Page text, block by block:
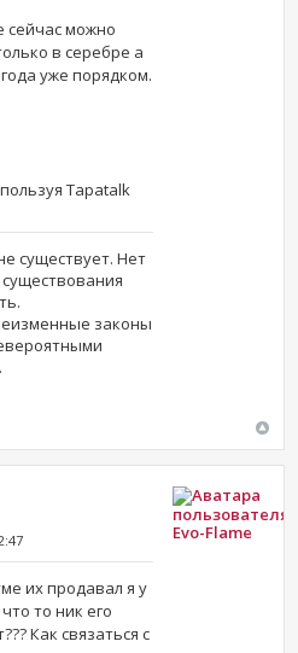
сейчас можно
в серебре а
уже порядком.
Tapatalk
существует. Нет
законы
их продавал я у
то ник его
Как связаться с
Evo-Flame